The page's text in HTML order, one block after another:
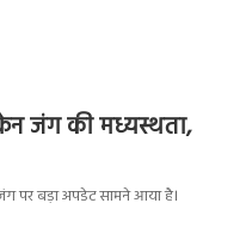
जंग की मध्यस्थता,
पर बड़ा अपडेट सामने आया है।